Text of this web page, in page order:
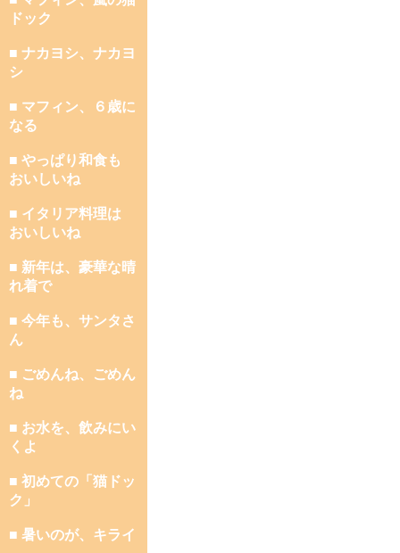
ドック
■ ナカヨシ、ナカヨ
シ
■ マフィン、６歳に
なる
■ やっぱり和食も
おいしいね
■ イタリア料理は
おいしいね
■ 新年は、豪華な晴
れ着で
■ 今年も、サンタさ
ん
■ ごめんね、ごめん
ね
■ お水を、飲みにい
くよ
■ 初めての「猫ドッ
ク」
■ 暑いのが、キライ